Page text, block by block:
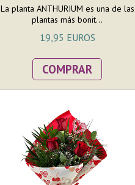
La planta ANTHURIUM es una de las
plantas más bonit...
19,95 EUROS
COMPRAR